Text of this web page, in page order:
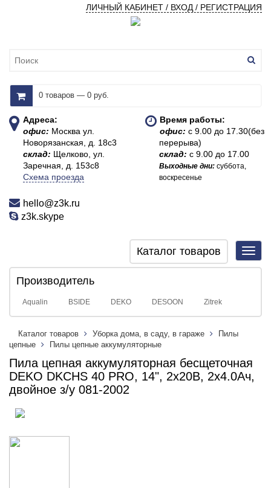
ЛИЧНЫЙ КАБИНЕТ / ВХОД / РЕГИСТРАЦИЯ
0 товаров — 0 руб.
Адреса:
офис: Москва ул.
Новорязанская, д. 18с3
склад: Щелково, ул.
Заречная, д. 153с8
Схема проезда
Время работы:
офис:с 9.00 до 17.30(без
перерыва)
склад:с 9.00 до 17.00
Выходные дни:суббота,
воскресенье
hello@z3k.ru
z3k.skype
Каталог товаров
Производитель
Aqualin BSIDE DEKO DESOON Zitrek
Каталог товаров Уборка дома, в саду, в гараже
Пилы
цепные
Пилы цепные аккумуляторные
Пила цепная аккумуляторная бесщеточная
DEKO DKCHS 40 PRO, 14", 2х20В, 2x4.0Ач,
двойное з/у 081-2002